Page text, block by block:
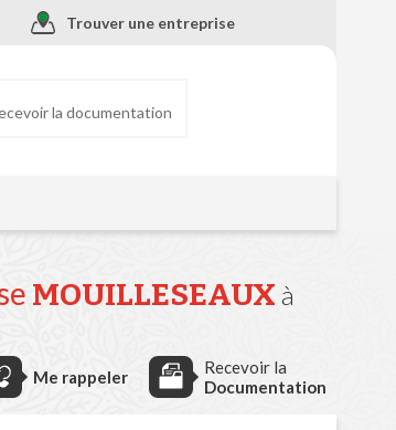
Trouver une entreprise
la documentation
MOUILLESEAUX à
Me rappeler
Recevoir la
Documentation